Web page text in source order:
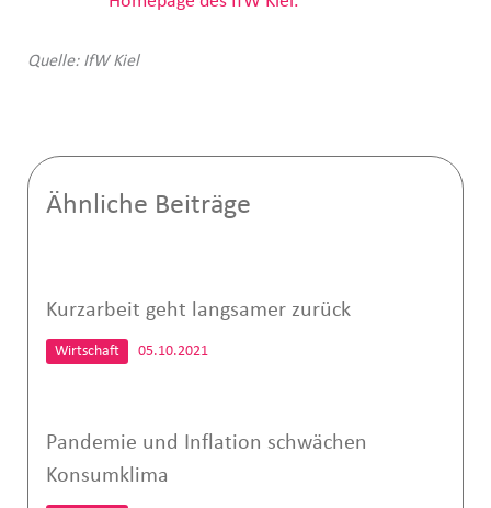
Quelle: IfW Kiel
Ähnliche Beiträge
Kurzarbeit geht langsamer zurück
Wirtschaft 05.10.2021
Pandemie und Inflation schwächen
Konsumklima